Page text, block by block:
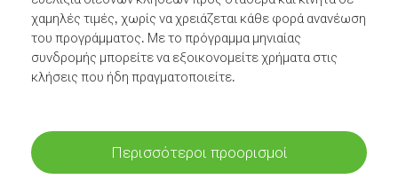
χαμηλές τιμές, χωρίς να χρειάζεται κάθε φορά ανανέωση
του προγράμματος. Με το πρόγραμμα μηνιαίας
συνδρομής μπορείτε να εξοικονομείτε χρήματα στις
κλήσεις που ήδη πραγματοποιείτε.
Περισσότεροι προορισμοί